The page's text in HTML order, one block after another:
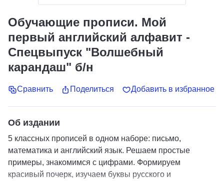
Обучающие прописи. Мой
первый английский алфавит -
Спецвыпуск "Волшебный
карандаш" б/н
Сравнить Поделиться Добавить в избранное
Об издании
5 классных прописей в одном наборе: письмо,
математика и английский язык. Решаем простые
примеры, знакомимся с цифрами. Формируем
красивый почерк, изучаем буквы русского и